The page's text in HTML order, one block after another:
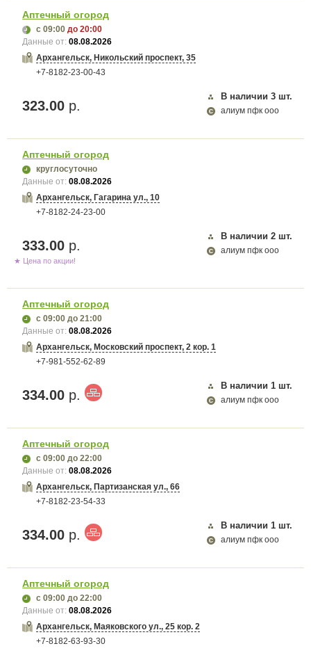
Аптечный огород
с 09:00 до 20:00
Данные от:08.08.2026
Архангельск, Никольский проспект, 35
+7-8182-23-00-43
323.00 р.
В наличии 3 шт.
алиум пфк ооо
Аптечный огород
круглосуточно
Данные от:08.08.2026
Архангельск, Гагарина ул., 10
+7-8182-24-23-00
333.00 р.
В наличии 2 шт.
алиум пфк ооо
★ Цена по акции!
Аптечный огород
с 09:00 до 21:00
Данные от:08.08.2026
Архангельск, Московский проспект, 2 кор. 1
+7-981-552-62-89
334.00 р.
В наличии 1 шт.
алиум пфк ооо
Аптечный огород
с 09:00 до 22:00
Данные от:08.08.2026
Архангельск, Партизанская ул., 66
+7-8182-23-54-33
334.00 р.
В наличии 1 шт.
алиум пфк ооо
Аптечный огород
с 09:00 до 22:00
Данные от:08.08.2026
Архангельск, Маяковского ул., 25 кор. 2
+7-8182-63-93-30